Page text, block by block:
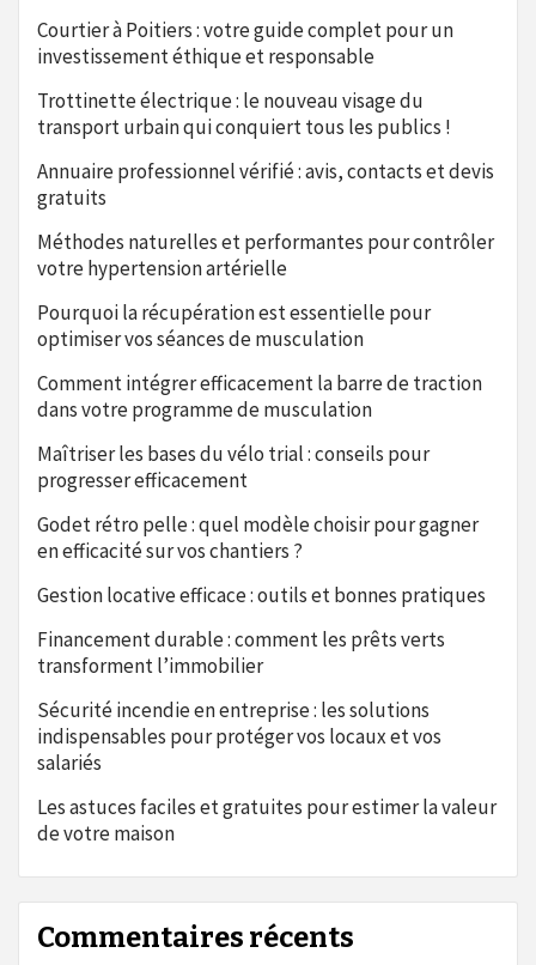
Courtier à Poitiers : votre guide complet pour un
investissement éthique et responsable
Trottinette électrique : le nouveau visage du
transport urbain qui conquiert tous les publics !
Annuaire professionnel vérifié : avis, contacts et devis
gratuits
Méthodes naturelles et performantes pour contrôler
votre hypertension artérielle
Pourquoi la récupération est essentielle pour
optimiser vos séances de musculation
Comment intégrer efficacement la barre de traction
dans votre programme de musculation
Maîtriser les bases du vélo trial : conseils pour
progresser efficacement
Godet rétro pelle : quel modèle choisir pour gagner
en efficacité sur vos chantiers ?
Gestion locative efficace : outils et bonnes pratiques
Financement durable : comment les prêts verts
transforment l’immobilier
Sécurité incendie en entreprise : les solutions
indispensables pour protéger vos locaux et vos
salariés
Les astuces faciles et gratuites pour estimer la valeur
de votre maison
Commentaires récents